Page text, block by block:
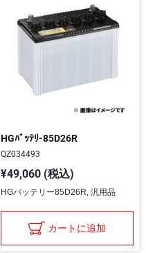
HGﾊﾞｯﾃﾘ-85D26R
QZ034493
¥49,060 (税込)
HGバッテリー85D26R, 汎用品
カートに追加